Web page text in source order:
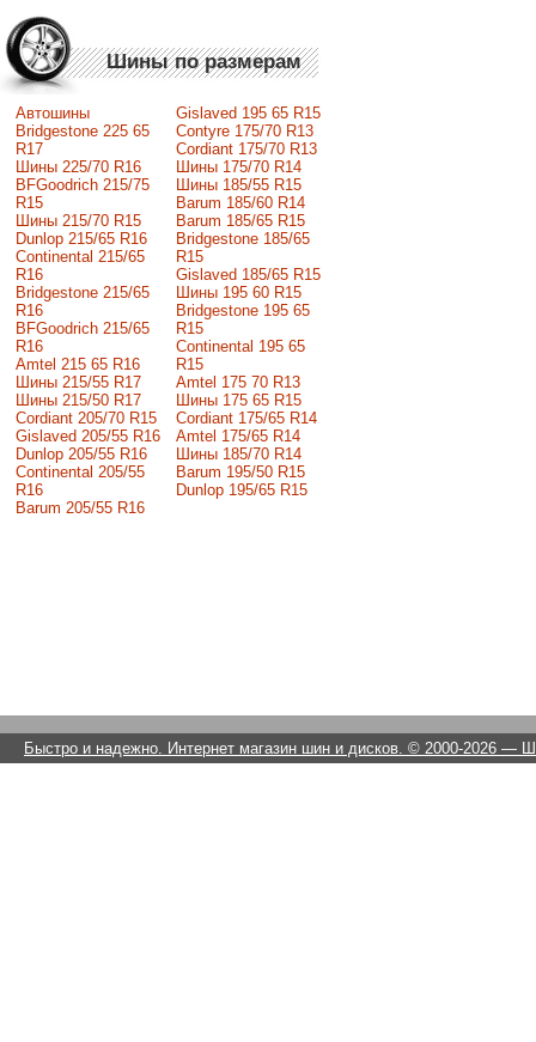
Шины по размерам
Автошины
Bridgestone 225 65
R17
Шины 225/70 R16
BFGoodrich 215/75
R15
Шины 215/70 R15
Dunlop 215/65 R16
Continental 215/65
R16
Bridgestone 215/65
R16
BFGoodrich 215/65
R16
Amtel 215 65 R16
Шины 215/55 R17
Шины 215/50 R17
Сordiant 205/70 R15
Gislaved 205/55 R16
Dunlop 205/55 R16
Continental 205/55
R16
Barum 205/55 R16
Gislaved 195 65 R15
Contyre 175/70 R13
Cordiant 175/70 R13
Шины 175/70 R14
Шины 185/55 R15
Barum 185/60 R14
Barum 185/65 R15
Bridgestone 185/65
R15
Gislaved 185/65 R15
Шины 195 60 R15
Bridgestone 195 65
R15
Continental 195 65
R15
Amtel 175 70 R13
Шины 175 65 R15
Cordiant 175/65 R14
Amtel 175/65 R14
Шины 185/70 R14
Barum 195/50 R15
Dunlop 195/65 R15
Быстро и надежно. Интернет магазин шин и дисков. © 2000-2026 —